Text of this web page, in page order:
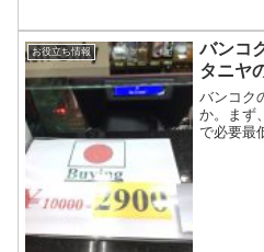
用枠の
ターに行
お役立ち情報
バンコ
タニヤ
バンコク
か。まず
で必要最